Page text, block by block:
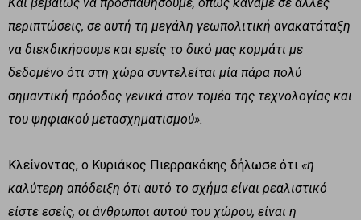
περιπτώσεις, σε αυτή τη μεγάλη γεωπολιτική ανακατάταξη
να διεκδικήσουμε και εμείς το δικό μας κομμάτι με
δεδομένο ότι στη χώρα συντελείται μία πάρα πολύ
σημαντική πρόοδος γενικά στον τομέα της τεχνολογίας και
του ψηφιακού μετασχηματισμού».
Κλείνοντας, ο Κυριάκος Πιερρακάκης δήλωσε ότι «η
καλύτερη απόδειξη ότι αυτό το σχήμα είναι ρεαλιστικό
είστε εσείς, οι άνθρωποι αυτού του χώρου, είναι η